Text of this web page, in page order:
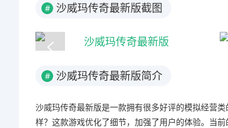
# 沙威玛传奇最新版截图
# 沙威玛传奇最新版简介
沙威玛传奇最新版是一款拥有很多好评的模拟经营
样？这款游戏优化了细节，加强了用户的体验。当